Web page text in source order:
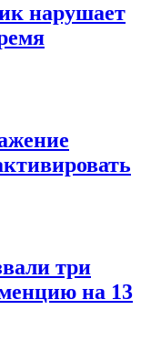
нарушает
три
на 13